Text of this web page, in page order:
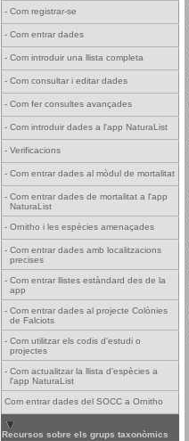
- Com registrar-se
- Com entrar dades
- Com introduir una llista completa
- Com consultar i editar dades
- Com fer consultes avançades
- Com introduir dades a l'app NaturaList
- Verificacions
- Com entrar dades al mòdul de mortalitat
- Com entrar dades de mortalitat a l'app
NaturaList
- Ornitho i les espècies amenaçades
- Com entrar dades amb localitzacions
precises
- Com entrar llistes estàndard des de la
app
- Com entrar dades al projecte Colònies
de Falciots
- Com utilitzar els codis d'estudi o
projectes
- Com actualitzar la llista d'espècies a
l'app NaturaList
Com entrar dades del SOCC a Ornitho
Recursos sobre els grups taxonòmics